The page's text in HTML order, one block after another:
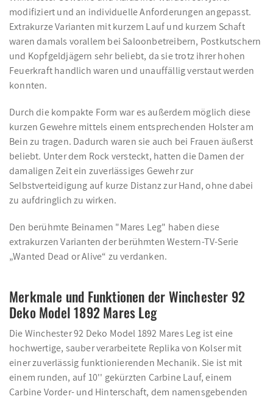
modifiziert und an individuelle Anforderungen angepasst.
Extrakurze Varianten mit kurzem Lauf und kurzem Schaft
waren damals vorallem bei Saloonbetreibern, Postkutschern
und Kopfgeldjägern sehr beliebt, da sie trotz ihrer hohen
Feuerkraft handlich waren und unauffällig verstaut werden
konnten.
Durch die kompakte Form war es außerdem möglich diese
kurzen Gewehre mittels einem entsprechenden Holster am
Bein zu tragen. Dadurch waren sie auch bei Frauen äußerst
beliebt. Unter dem Rock versteckt, hatten die Damen der
damaligen Zeit ein zuverlässiges Gewehr zur
Selbstverteidigung auf kurze Distanz zur Hand, ohne dabei
zu aufdringlich zu wirken.
Den berühmte Beinamen "Mares Leg" haben diese
extrakurzen Varianten der berühmten Western-TV-Serie
„Wanted Dead or Alive“ zu verdanken.
Merkmale und Funktionen der Winchester 92
Deko Model 1892 Mares Leg
Die Winchester 92 Deko Model 1892 Mares Leg ist eine
hochwertige, sauber verarbeitete Replika von Kolser mit
einer zuverlässig funktionierenden Mechanik. Sie ist mit
einem runden, auf 10'' gekürzten Carbine Lauf, einem
Carbine Vorder- und Hinterschaft, dem namensgebenden